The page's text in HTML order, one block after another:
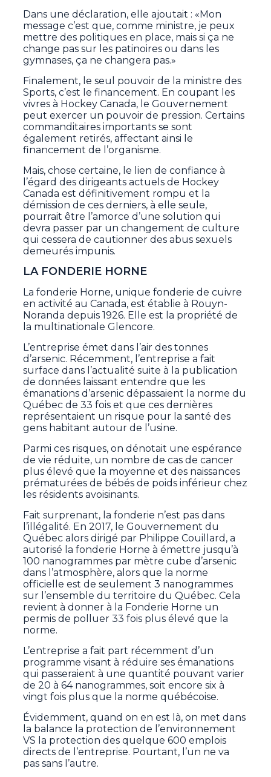
Dans une déclaration, elle ajoutait : «Mon
message c’est que, comme ministre, je peux
mettre des politiques en place, mais si ça ne
change pas sur les patinoires ou dans les
gymnases, ça ne changera pas.»
Finalement, le seul pouvoir de la ministre des
Sports, c’est le financement. En coupant les
vivres à Hockey Canada, le Gouvernement
peut exercer un pouvoir de pression. Certains
commanditaires importants se sont
également retirés, affectant ainsi le
financement de l’organisme.
Mais, chose certaine, le lien de confiance à
l’égard des dirigeants actuels de Hockey
Canada est définitivement rompu et la
démission de ces derniers, à elle seule,
pourrait être l’amorce d’une solution qui
devra passer par un changement de culture
qui cessera de cautionner des abus sexuels
demeurés impunis.
LA FONDERIE HORNE
La fonderie Horne, unique fonderie de cuivre
en activité au Canada, est établie à Rouyn-
Noranda depuis 1926. Elle est la propriété de
la multinationale Glencore.
L’entreprise émet dans l’air des tonnes
d’arsenic. Récemment, l’entreprise a fait
surface dans l’actualité suite à la publication
de données laissant entendre que les
émanations d’arsenic dépassaient la norme du
Québec de 33 fois et que ces dernières
représentaient un risque pour la santé des
gens habitant autour de l’usine.
Parmi ces risques, on dénotait une espérance
de vie réduite, un nombre de cas de cancer
plus élevé que la moyenne et des naissances
prématurées de bébés de poids inférieur chez
les résidents avoisinants.
Fait surprenant, la fonderie n’est pas dans
l’illégalité. En 2017, le Gouvernement du
Québec alors dirigé par Philippe Couillard, a
autorisé la fonderie Horne à émettre jusqu’à
100 nanogrammes par mètre cube d’arsenic
dans l’atmosphère, alors que la norme
officielle est de seulement 3 nanogrammes
sur l’ensemble du territoire du Québec. Cela
revient à donner à la Fonderie Horne un
permis de polluer 33 fois plus élevé que la
norme.
L’entreprise a fait part récemment d’un
programme visant à réduire ses émanations
qui passeraient à une quantité pouvant varier
de 20 à 64 nanogrammes, soit encore six à
vingt fois plus que la norme québécoise.
Évidemment, quand on en est là, on met dans
la balance la protection de l’environnement
VS la protection des quelque 600 emplois
directs de l’entreprise. Pourtant, l’un ne va
pas sans l’autre.